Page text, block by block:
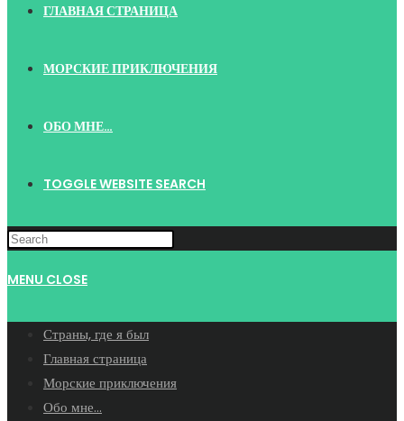
ГЛАВНАЯ СТРАНИЦА
МОРСКИЕ ПРИКЛЮЧЕНИЯ
ОБО МНЕ…
TOGGLE WEBSITE SEARCH
MENU CLOSE
Страны, где я был
Главная страница
Морские приключения
Обо мне…